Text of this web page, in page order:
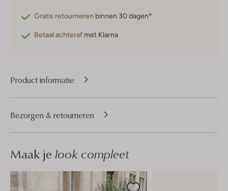
Gratis retourneren binnen 30 dagen*
Betaal achteraf met Klarna
Product informatie
Bezorgen & retourneren
Maak je look compleet